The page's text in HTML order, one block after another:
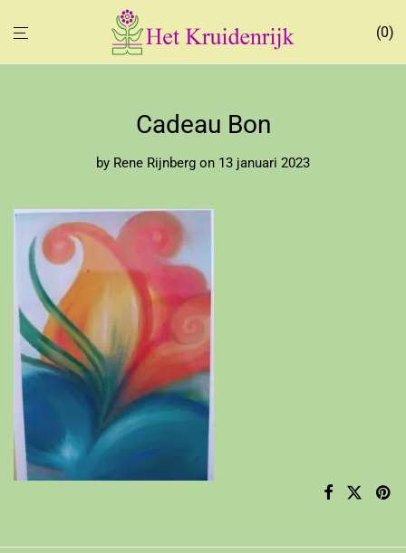
0
Cadeau Bon
by Rene Rijnberg on 13 januari 2023